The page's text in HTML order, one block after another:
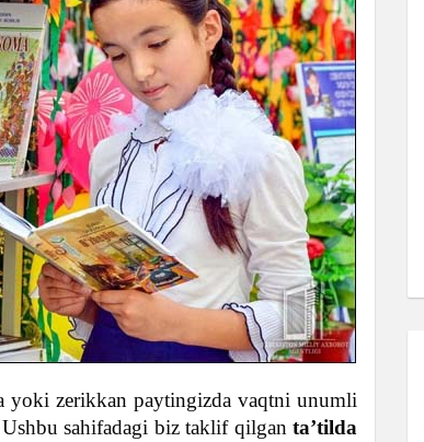
zerikkan paytingizda vaqtni unumli
sahifadagi biz taklif qilganta’tilda